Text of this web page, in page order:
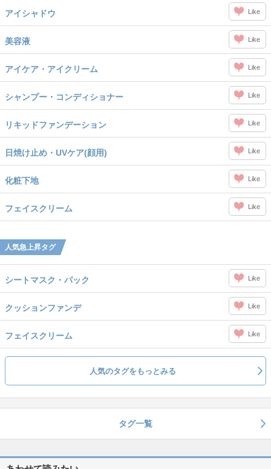
アイシャドウ Like
美容液 Like
アイケア・アイクリーム Like
シャンプー・コンディショナー Like
リキッドファンデーション Like
日焼け止め・UVケア(顔用) Like
化粧下地 Like
フェイスクリーム Like
人気急上昇タグ
シートマスク・パック Like
クッションファンデ Like
フェイスクリーム Like
人気のタグをもっとみる
タグ一覧